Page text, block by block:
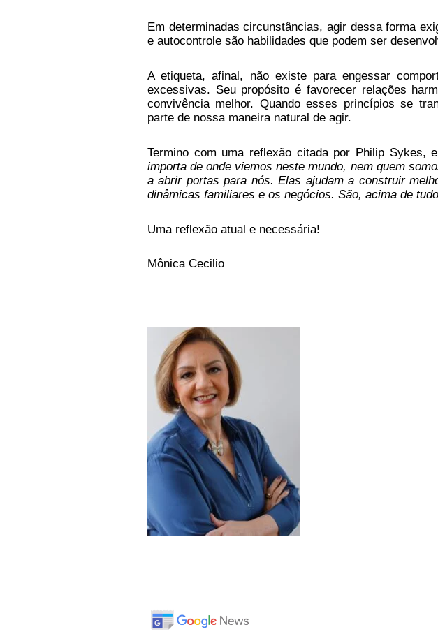
Em determinadas circunstâncias, agir dessa forma
e autocontrole são habilidades que podem ser
A etiqueta, afinal, não existe para engessar
excessivas. Seu propósito é favorecer relações
convivência melhor. Quando esses princípios se
parte de nossa maneira natural de agir.
Termino com uma reflexão citada por Philip Sykes,
importa de onde viemos neste mundo, nem quem
a abrir portas para nós. Elas ajudam a construir
dinâmicas familiares e os negócios. São, acima de
Uma reflexão atual e necessária!
Mônica Cecilio